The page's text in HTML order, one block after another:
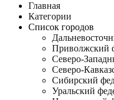
Главная
Категории
Список городов
Приволжский
Северо-
Северо-
Сибирский
Уральский